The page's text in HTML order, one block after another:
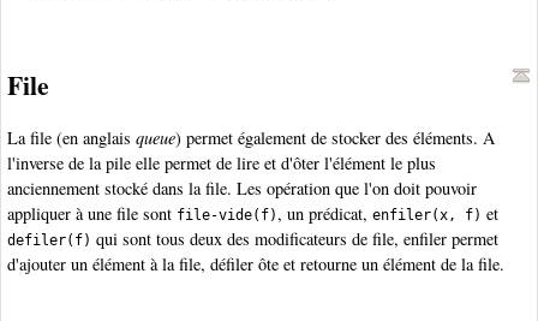
File
La file (en anglais queue) permet également de stocker des éléments. A
l'inverse de la pile elle permet de lire et d'ôter l'élément le plus
anciennement stocké dans la file. Les opération que l'on doit pouvoir
appliquer à une file sont file-vide(f) , un prédicat, enfiler(x, f) et
defiler(f) qui sont tous deux des modificateurs de file, enfiler permet
d'ajouter un élément à la file, défiler ôte et retourne un élément de la file.